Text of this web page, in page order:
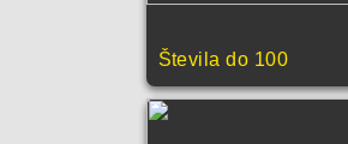
Števila do 100